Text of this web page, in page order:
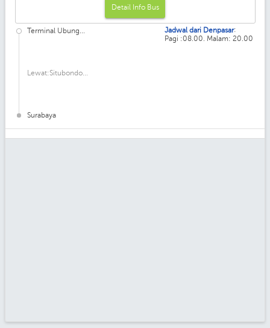
Detail Info Bus
Terminal Ubung...
Lewat:Situbondo...
Surabaya
Jadwal dari Denpasar:
Pagi :08.00. Malam: 20.00